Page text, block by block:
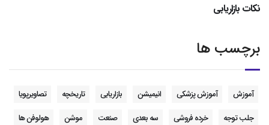
نکات بازاریابی
برچسب ها
آموزش آموزش پزشکی انیمیشن بازاریابی تاریخچه
تصاویرپویا
جلب توجه
خرده فروشی سه بعدی صنعت موشن
هولوفن ها